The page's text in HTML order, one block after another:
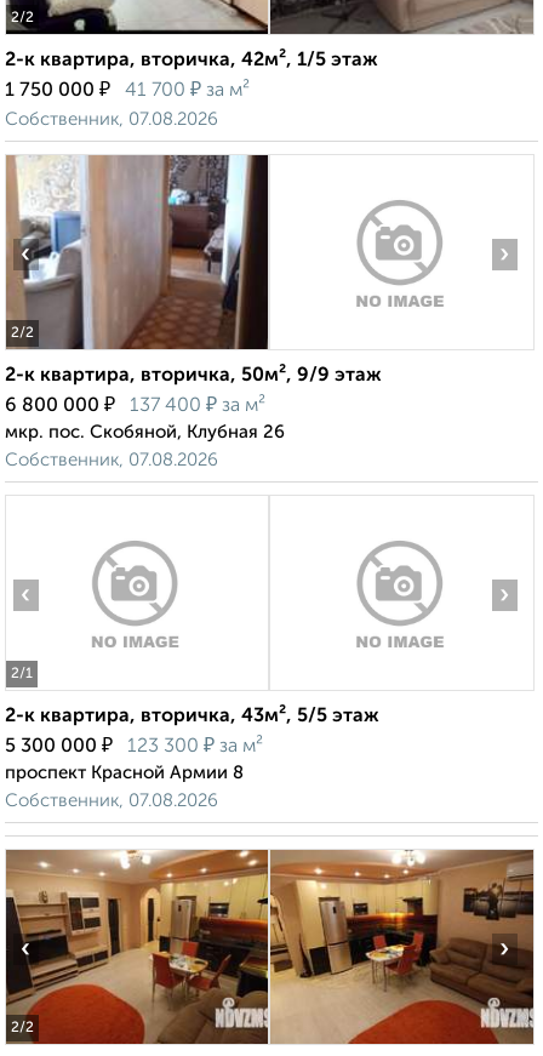
2/2
2-к квартира, вторичка, 42м², 1/5 этаж
1 750 000 ₽ 41 700 ₽ за м²
Собственник, 07.08.2026
2/2
‹ ›
2-к квартира, вторичка, 50м², 9/9 этаж
6 800 000 ₽ 137 400 ₽ за м²
мкр. пос. Скобяной, Клубная 26
Собственник, 07.08.2026
2/1
‹ ›
2-к квартира, вторичка, 43м², 5/5 этаж
5 300 000 ₽ 123 300 ₽ за м²
проспект Красной Армии 8
Собственник, 07.08.2026
2/2
‹ ›